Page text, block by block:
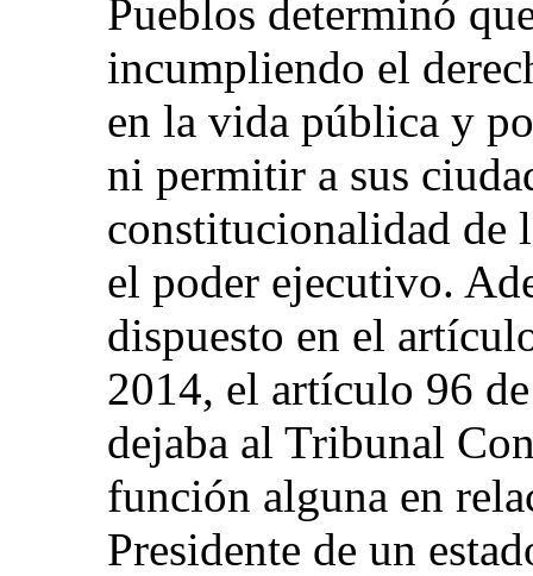
Pueblos determinó
incumpliendo el
en la vida pública y
ni permitir a sus
constitucionalidad de
el poder ejecutivo.
dispuesto en el
2014, el artículo 96
dejaba al Tribunal
función alguna en
Presidente de un